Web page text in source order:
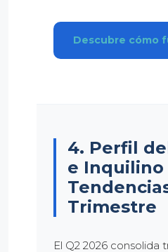
Descubre cómo
4. Perfil
e Inquilino
Trimestre
El Q2 2026 consolida